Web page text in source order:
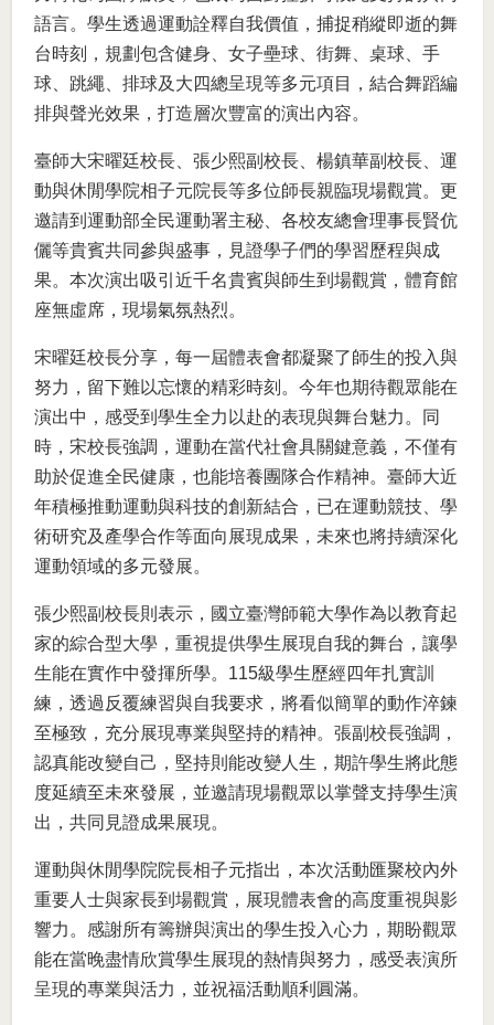
語言。學生透過運動詮釋自我價值，捕捉稍縱即逝的舞
台時刻，規劃包含健身、女子壘球、街舞、桌球、手
球、跳繩、排球及大四總呈現等多元項目，結合舞蹈編
排與聲光效果，打造層次豐富的演出內容。
臺師大宋曜廷校長、張少熙副校長、楊鎮華副校長、運
動與休閒學院相子元院長等多位師長親臨現場觀賞。更
邀請到運動部全民運動署主秘、各校友總會理事長賢伉
儷等貴賓共同參與盛事，見證學子們的學習歷程與成
果。本次演出吸引近千名貴賓與師生到場觀賞，體育館
座無虛席，現場氣氛熱烈。
宋曜廷校長分享，每一屆體表會都凝聚了師生的投入與
努力，留下難以忘懷的精彩時刻。今年也期待觀眾能在
演出中，感受到學生全力以赴的表現與舞台魅力。同
時，宋校長強調，運動在當代社會具關鍵意義，不僅有
助於促進全民健康，也能培養團隊合作精神。臺師大近
年積極推動運動與科技的創新結合，已在運動競技、學
術研究及產學合作等面向展現成果，未來也將持續深化
運動領域的多元發展。
張少熙副校長則表示，國立臺灣師範大學作為以教育起
家的綜合型大學，重視提供學生展現自我的舞台，讓學
生能在實作中發揮所學。115級學生歷經四年扎實訓
練，透過反覆練習與自我要求，將看似簡單的動作淬鍊
至極致，充分展現專業與堅持的精神。張副校長強調，
認真能改變自己，堅持則能改變人生，期許學生將此態
度延續至未來發展，並邀請現場觀眾以掌聲支持學生演
出，共同見證成果展現。
運動與休閒學院院長相子元指出，本次活動匯聚校內外
重要人士與家長到場觀賞，展現體表會的高度重視與影
響力。感謝所有籌辦與演出的學生投入心力，期盼觀眾
能在當晚盡情欣賞學生展現的熱情與努力，感受表演所
呈現的專業與活力，並祝福活動順利圓滿。